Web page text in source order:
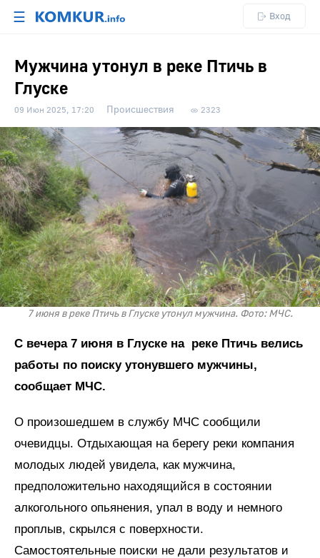
☰ Вход
Мужчина утонул в реке Птичь в
Глуске
09 Июн 2025, 17:20 Происшествия 2323
7 июня в реке Птичь в Глуске утонул мужчина. Фото: МЧС.
С вечера 7 июня в Глуске на реке Птичь велись
работы по поиску утонувшего мужчины,
сообщает МЧС.
О произошедшем в службу МЧС сообщили
очевидцы. Отдыхающая на берегу реки компания
молодых людей увидела, как мужчина,
предположительно находящийся в состоянии
алкогольного опьянения, упал в воду и немного
проплыв, скрылся с поверхности.
Самостоятельные поиски не дали результатов и